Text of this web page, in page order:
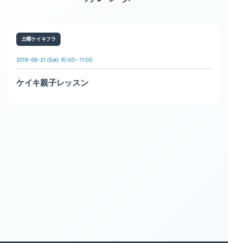
土曜ケイキフラ
2019-09-21 (Sat) 10:00～11:00
ケイキ親子レッスン